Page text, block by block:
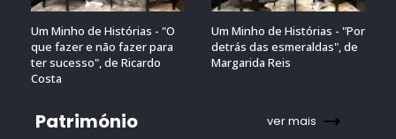
Um Minho de Histórias - "O
que fazer e não fazer para
ter sucesso", de Ricardo
Costa
Um Minho de Histórias - "Por
detrás das esmeraldas", de
Margarida Reis
Património ver mais